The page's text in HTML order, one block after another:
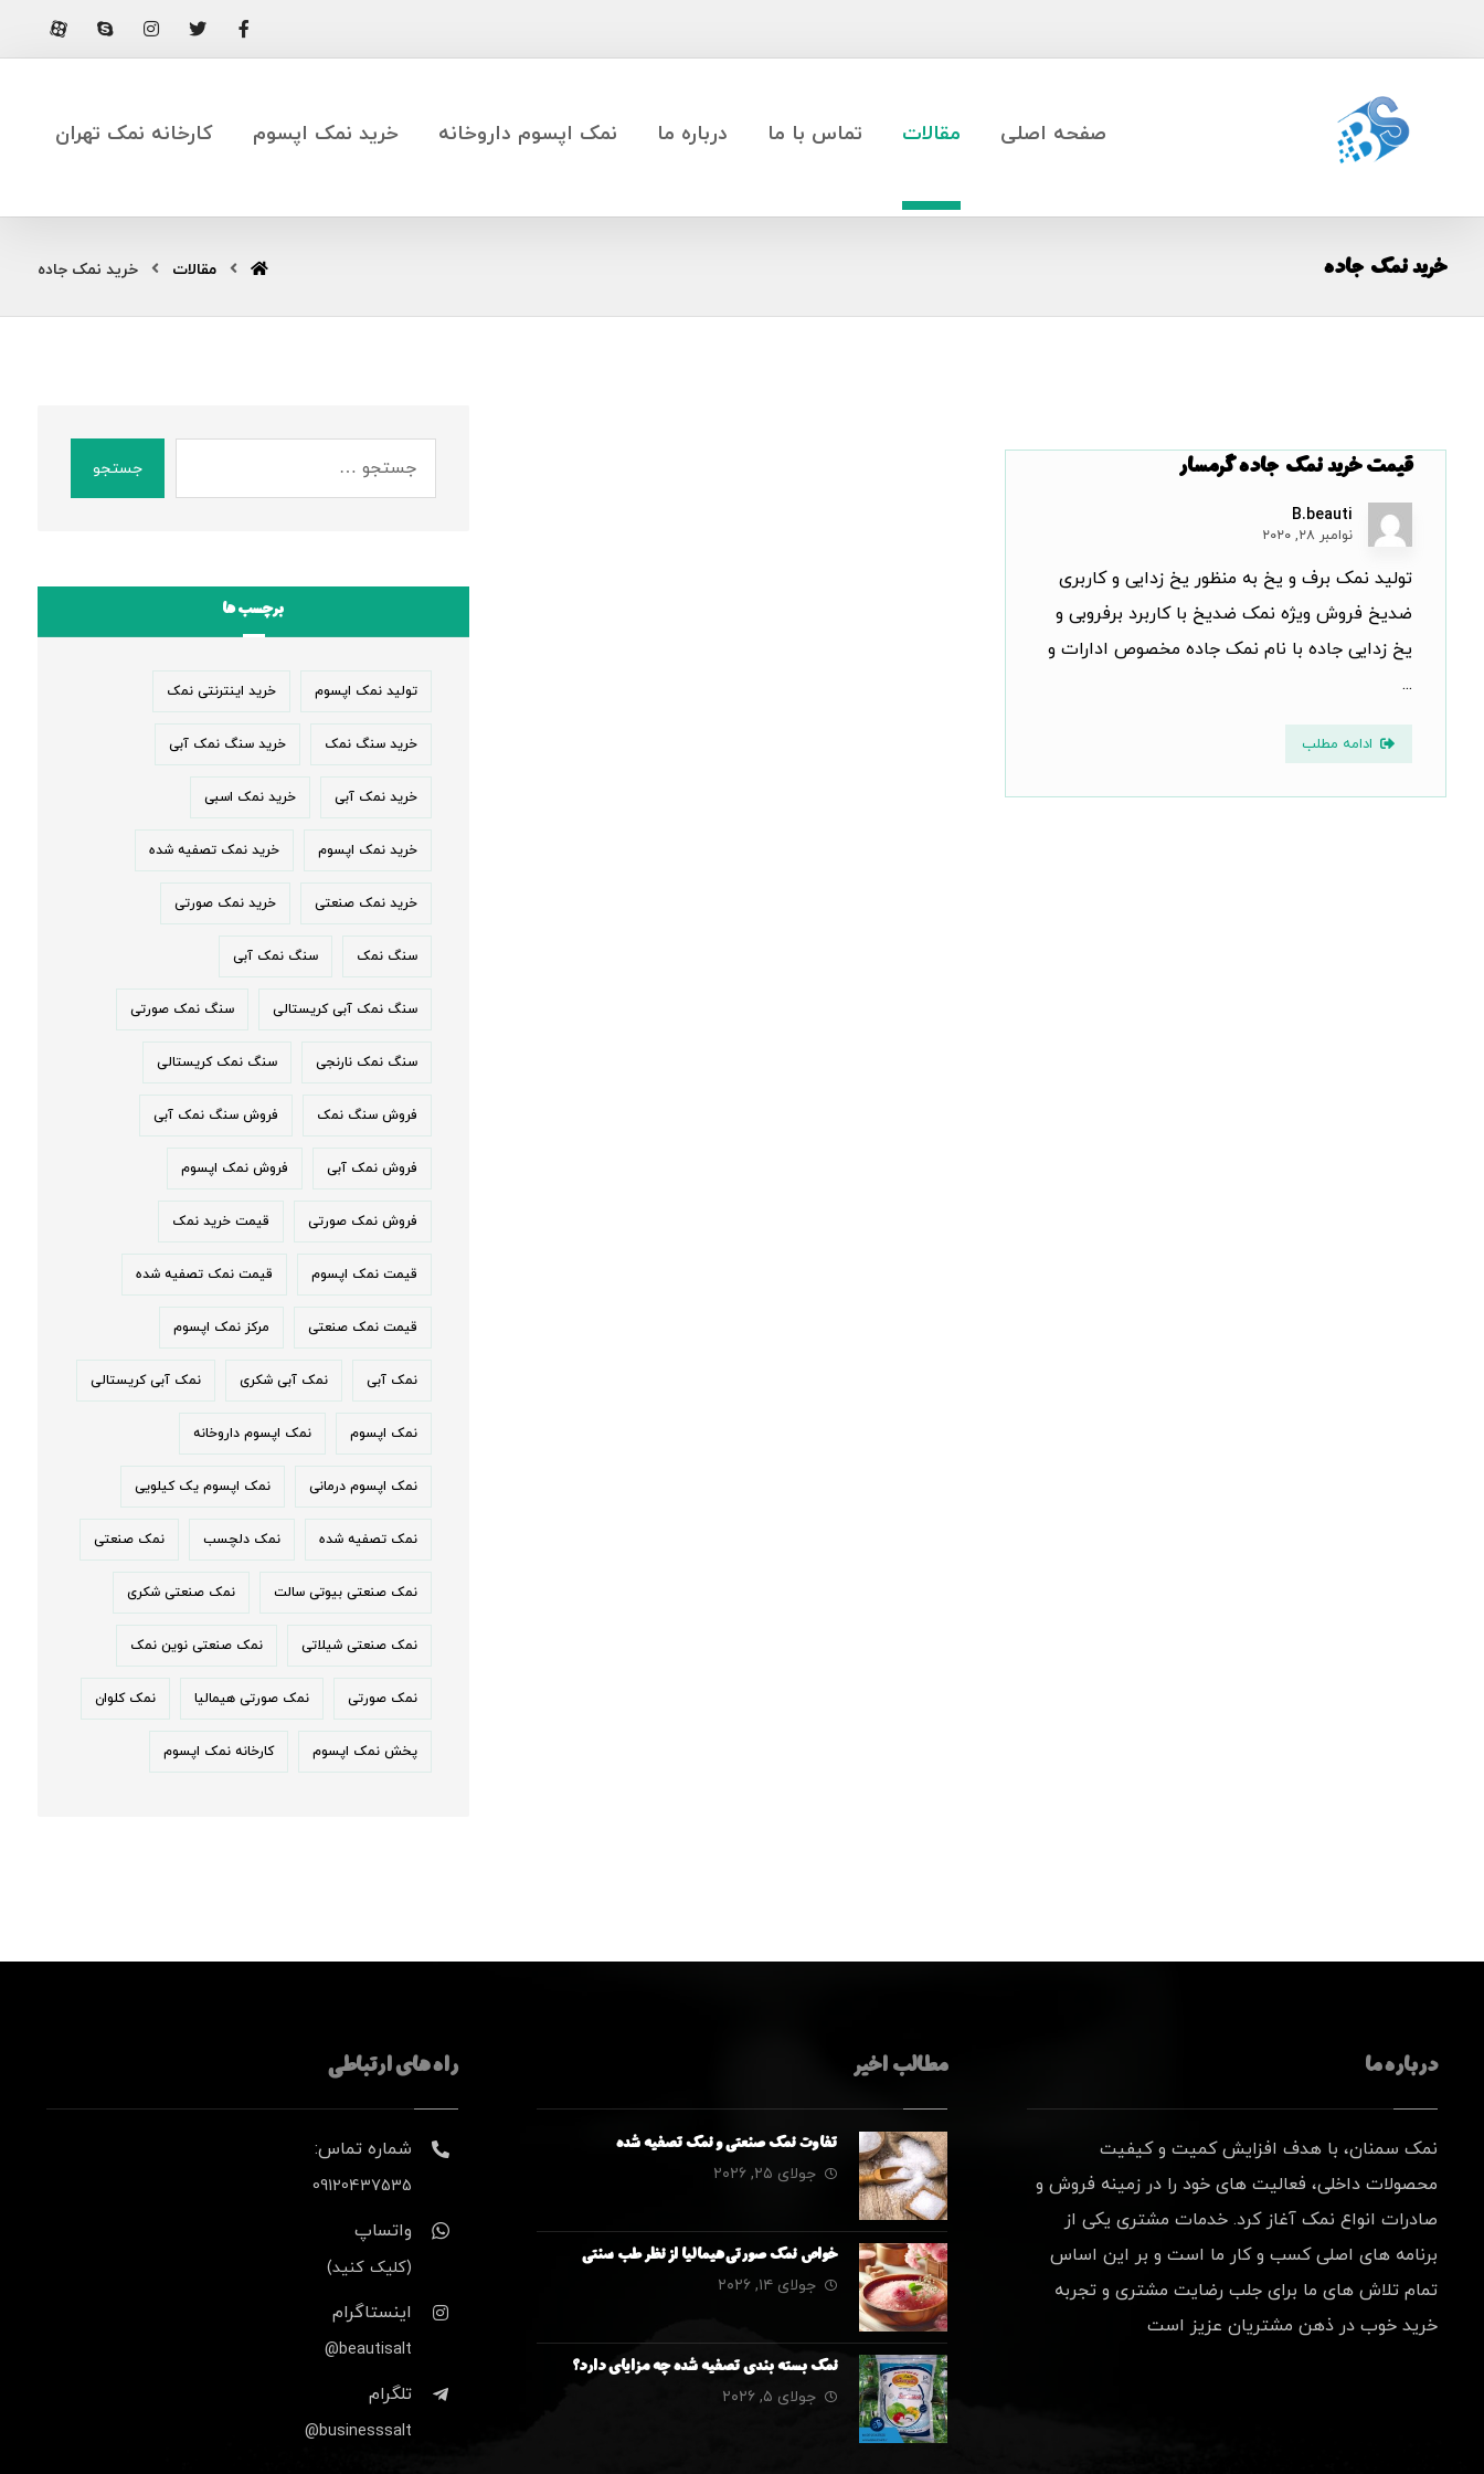
صفحه اصلی مقالات تماس با ما درباره ما نمک اپسوم داروخانه خرید نمک اپسوم کارخانه نمک تهران
خرید نمک جاده مقالات خرید نمک جاده
قیمت خرید نمک جاده گرمسار
B.beauti
نوامبر ۲۸, ۲۰۲۰
تولید نمک برف و یخ به منظور یخ زدایی و کاربری
ضدیخ فروش ویژه نمک ضدیخ با کاربرد برفروبی و
یخ زدایی جاده با نام نمک جاده مخصوص ادارات و
...
ادامه مطلب
جستجو
برچسب ها
تولید نمک اپسوم خرید اینترنتی نمک
خرید سنگ نمک خرید سنگ نمک آبی
خرید نمک آبی خرید نمک اسبی
خرید نمک اپسوم خرید نمک تصفیه شده
خرید نمک صنعتی خرید نمک صورتی
سنگ نمک سنگ نمک آبی
سنگ نمک آبی کریستالی سنگ نمک صورتی
سنگ نمک نارنجی سنگ نمک کریستالی
فروش سنگ نمک فروش سنگ نمک آبی
فروش نمک آبی فروش نمک اپسوم
فروش نمک صورتی قیمت خرید نمک
قیمت نمک اپسوم قیمت نمک تصفیه شده
قیمت نمک صنعتی مرکز نمک اپسوم
نمک آبی نمک آبی شکری نمک آبی کریستالی
نمک اپسوم نمک اپسوم داروخانه
نمک اپسوم درمانی نمک اپسوم یک کیلویی
نمک تصفیه شده نمک دلچسب نمک صنعتی
نمک صنعتی بیوتی سالت نمک صنعتی شکری
نمک صنعتی شیلاتی نمک صنعتی نوین نمک
نمک صورتی نمک صورتی هیمالیا نمک کلوان
پخش نمک اپسوم کارخانه نمک اپسوم
درباره ما
نمک سمنان، با هدف افزایش کمیت و کیفیت
محصولات داخلی، فعالیت های خود را در زمینه فروش و
صادرات انواع نمک آغاز کرد. خدمات مشتری یکی از
برنامه های اصلی کسب و کار ما است و بر این اساس
تمام تلاش های ما برای جلب رضایت مشتری و تجربه
خرید خوب در ذهن مشتریان عزیز است
مطالب اخیر
تفاوت نمک صنعتی و نمک تصفیه شده
جولای ۲۵, ۲۰۲۶
خواص نمک صورتی هیمالیا از نظر طب سنتی
جولای ۱۴, ۲۰۲۶
نمک بسته بندی تصفیه شده چه مزایای دارد؟
جولای ۵, ۲۰۲۶
راه های ارتباطی
شماره تماس:
09120437535
واتساپ
(کلیک کنید)
اینستاگرام
beautisalt@
تلگرام
businesssalt@